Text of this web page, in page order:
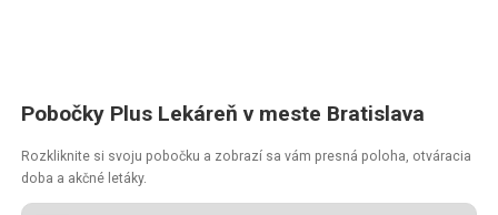
Pobočky Plus Lekáreň v meste Bratislava
Rozkliknite si svoju pobočku a zobrazí sa vám presná poloha, otváracia
doba a akčné letáky.